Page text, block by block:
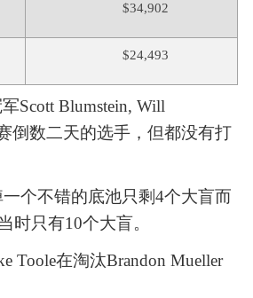
$34,902
$24,493
Scott Blumstein, Will
倒数二天的选手，但都没有打
个不错的底池只剩4个大盲而
时只有10个大盲。
Toole在淘汰Brandon Mueller